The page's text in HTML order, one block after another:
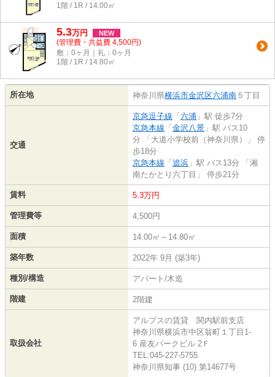
1階 / 1R / 14.00㎡
5.3万円 NEW
(管理費・共益費 4,500円)
敷：0ヶ月｜礼：0ヶ月
1階 / 1R / 14.80㎡
所在地 神奈川県横浜市金沢区六浦南 ５丁目
交通
京急逗子線 「 六浦 」駅 徒歩7分
京急本線 「 金沢八景 」駅 バス10
分 「大道小学校前（神奈川県）」 停
歩18分
京急本線 「 追浜 」駅 バス13分 「湘
南たかとり六丁目」 停歩21分
賃料 5.3万円
管理費等 4,500円
面積 14.00㎡～14.80㎡
築年数 2022年 9月 (築3年)
種別/構造 アパート/木造
階建 2階建
取扱会社
アルプスの賃貸 関内駅前支店
神奈川県横浜市中区翁町１丁目1-
6 産友パークビル 2Ｆ
TEL:045-227-5755
神奈川県知事 (10) 第14677号